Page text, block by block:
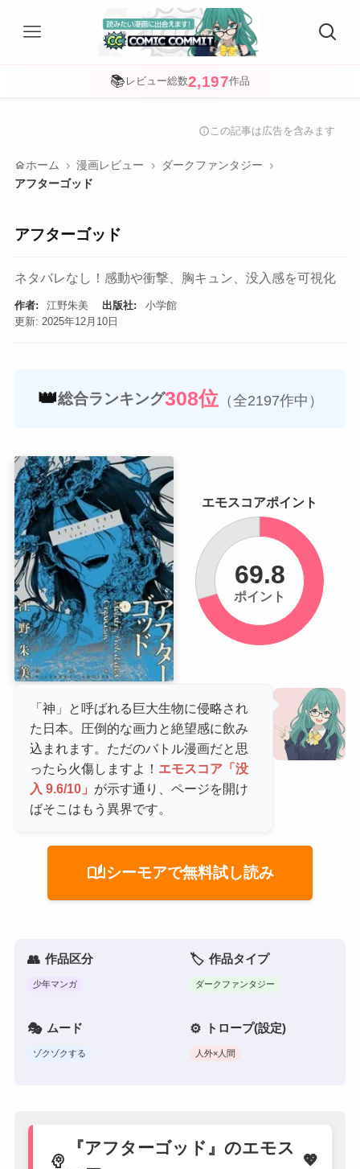
📚 レビュー総数2,197作品
info この記事は広告を含みます
home ホーム 漫画レビュー
ダークファンタジー
アフターゴッド
アフターゴッド
ネタバレなし！感動や衝撃、胸キュン、没入感を可視化
作者: 江野朱美 出版社:
小学館
更新: 2025年12月10日
👑総合ランキング308位（全2197作中）
「神」と呼ばれる巨大生物に侵略され
た日本。圧倒的な画力と絶望感に飲み
込まれます。ただのバトル漫画だと思
ったら火傷しますよ！ エモスコア「没
入 9.6/10」 が示す通り、ページを開け
ばそこはもう異界です。
auto_storiesシーモアで無料試し読み
エモスコアポイント
69.8
ポイント
作品区分
少年マンガ
作品タイプ
ダークファンタジー
ムード
ゾクゾクする
トロープ(設定)
人外×人間
psychology
『アフターゴッド』のエモス